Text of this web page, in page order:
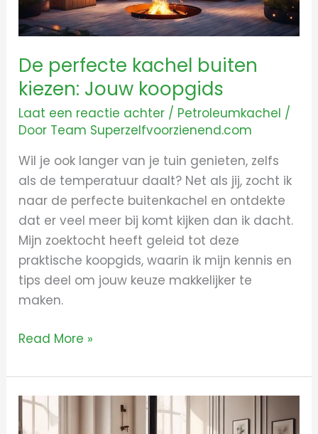
De perfecte kachel buiten
kiezen: Jouw koopgids
Laat een reactie achter / Petroleumkachel /
Door Team Superzelfvoorzienend.com
Wil je ook langer van je tuin genieten, zelfs
als de temperatuur daalt? Net als jij, zocht ik
naar de perfecte buitenkachel en ontdekte
dat er veel meer bij komt kijken dan ik dacht.
Mijn zoektocht heeft geleid tot deze
praktische koopgids, waarin ik mijn kennis en
tips deel om jouw keuze makkelijker te
maken.
koopgids
Read More »
Alles
over